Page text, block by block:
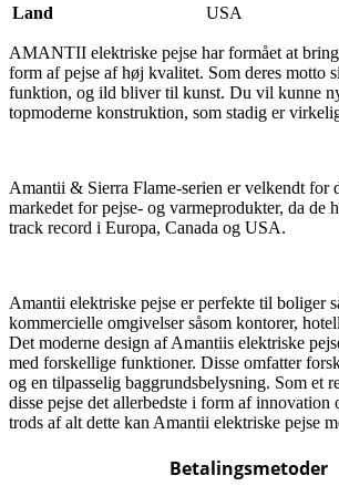
Land
USA
AMANTII elektriske pejse har formået at
form af pejse af høj kvalitet. Som deres motto
funktion, og ild bliver til kunst. Du vil kunne
topmoderne konstruktion, som stadig er
Amantii & Sierra Flame-serien er velkendt for
markedet for pejse- og varmeprodukter, da de
track record i Europa, Canada og USA.
Amantii elektriske pejse er perfekte til boliger
kommercielle omgivelser såsom kontorer,
Det moderne design af Amantiis elektriske
med forskellige funktioner. Disse omfatter
og en tilpasselig baggrundsbelysning. Som et
disse pejse det allerbedste i form af innovation
trods af alt dette kan Amantii elektriske pejse
Betalingsmetoder